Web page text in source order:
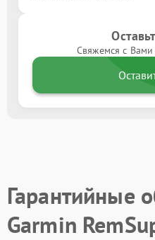
Свяжемся с
Гарантийные
Garmin